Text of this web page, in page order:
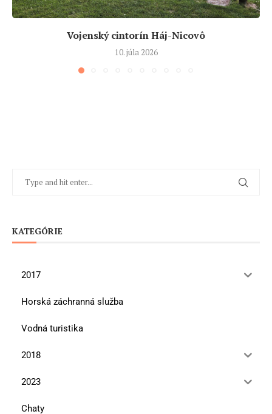
Vojenský cintorín Háj-Nicovô
10. júla 2026
KATEGÓRIE
2017
Horská záchranná služba
Vodná turistika
2018
2023
Chaty